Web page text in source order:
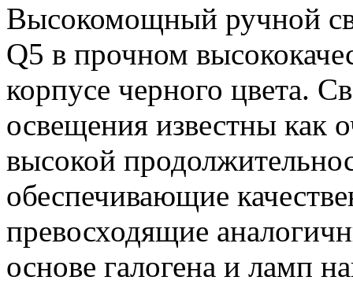
Высокомощный ручной
Q5 в прочном
корпусе черного цвета.
освещения известны как
высокой
обеспечивающие
превосходящие
основе галогена и ламп